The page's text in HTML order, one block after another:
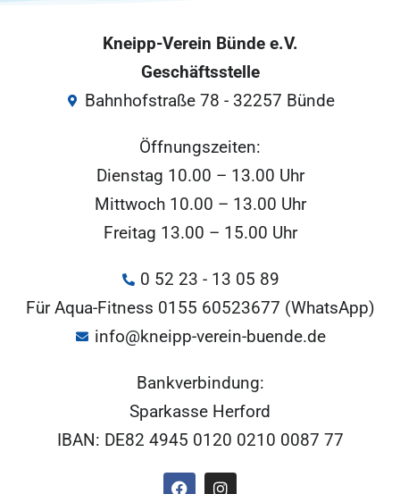
Kneipp-Verein Bünde e.V.
Geschäftsstelle
Bahnhofstraße 78 - 32257 Bünde
Öffnungszeiten:
Dienstag 10.00 – 13.00 Uhr
Mittwoch 10.00 – 13.00 Uhr
Freitag 13.00 – 15.00 Uhr
0 52 23 - 13 05 89
Für Aqua-Fitness 0155 60523677 (WhatsApp)
info@kneipp-verein-buende.de
Bankverbindung:
Sparkasse Herford
IBAN: DE82 4945 0120 0210 0087 77